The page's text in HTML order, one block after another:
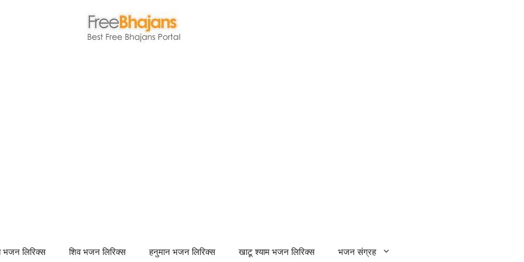
भजन लिरिक्स शिव भजन लिरिक्स हनुमान भजन लिरिक्स खाटू श्याम भजन लिरिक्स भजन संग्रह